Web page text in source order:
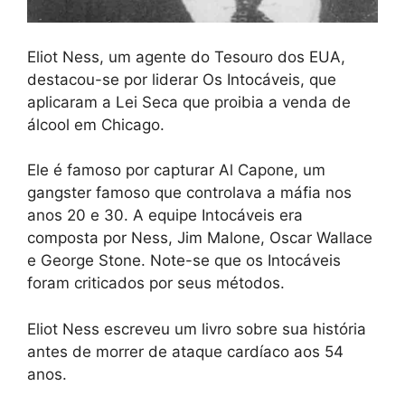
Eliot Ness, um agente do Tesouro dos EUA,
destacou-se por liderar Os Intocáveis, que
aplicaram a Lei Seca que proibia a venda de
álcool em Chicago.
Ele é famoso por capturar Al Capone, um
gangster famoso que controlava a máfia nos
anos 20 e 30. A equipe Intocáveis ​​era
composta por Ness, Jim Malone, Oscar Wallace
e George Stone. Note-se que os Intocáveis ​​
foram criticados por seus métodos.
Eliot Ness escreveu um livro sobre sua história
antes de morrer de ataque cardíaco aos 54
anos.